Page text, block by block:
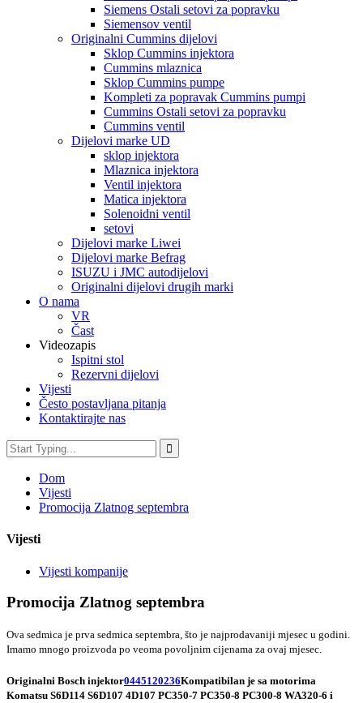
Siemens Ostali setovi za popravku
Siemensov ventil
Originalni Cummins dijelovi
Sklop Cummins injektora
Cummins mlaznica
Sklop Cummins pumpe
Kompleti za popravak Cummins pumpi
Cummins Ostali setovi za popravku
Cummins ventil
Dijelovi marke UD
sklop injektora
Mlaznica injektora
Ventil injektora
Matica injektora
Solenoidni ventil
setovi
Dijelovi marke Liwei
Dijelovi marke Befrag
ISUZU i JMC autodijelovi
Originalni dijelovi drugih marki
O nama
VR
Čast
Videozapis
Ispitni stol
Rezervni dijelovi
Vijesti
Često postavljana pitanja
Kontaktirajte nas
Dom
Vijesti
Promocija Zlatnog septembra
Vijesti
Vijesti kompanije
Promocija Zlatnog septembra
Ova sedmica je prva sedmica septembra, što je najprodavaniji mjesec u godini.
Imamo mnogo proizvoda po veoma povoljnim cijenama za ovaj mjesec.
Originalni Bosch injektor0445120236Kompatibilan je sa motorima
Komatsu S6D114 S6D107 4D107 PC350-7 PC350-8 PC300-8 WA320-6 i